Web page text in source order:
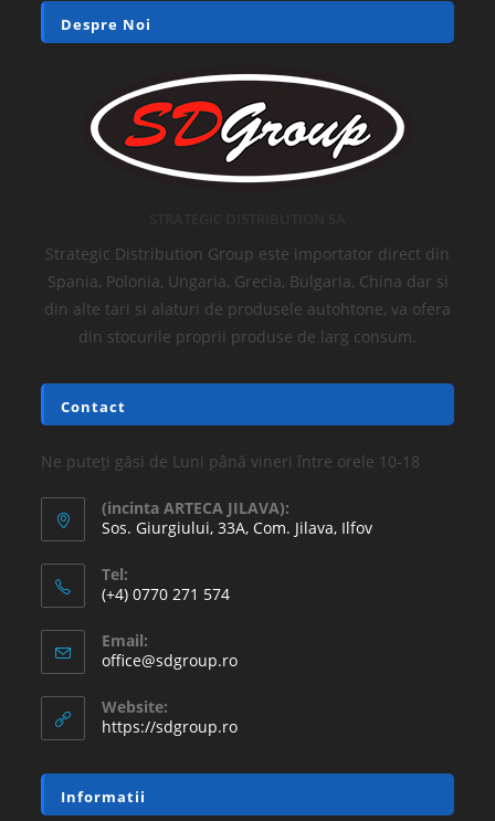
Despre Noi
Strategic Distribution Group este importator direct din
Spania, Polonia, Ungaria, Grecia, Bulgaria, China dar si
din alte tari si alaturi de produsele autohtone, va ofera
din stocurile proprii produse de larg consum.
Contact
Ne puteți găsi de Luni până vineri între orele 10-18
(incinta ARTECA JILAVA):
Sos. Giurgiului, 33A, Com. Jilava, Ilfov
Tel:
(+4) 0770 271 574
Email:
office@sdgroup.ro
Website:
https://sdgroup.ro
Informatii